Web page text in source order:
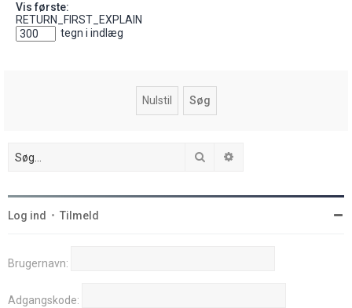
Vis første:
RETURN_FIRST_EXPLAIN
tegn i indlæg
Søg
Log ind • Tilmeld
Brugernavn:
Adgangskode: